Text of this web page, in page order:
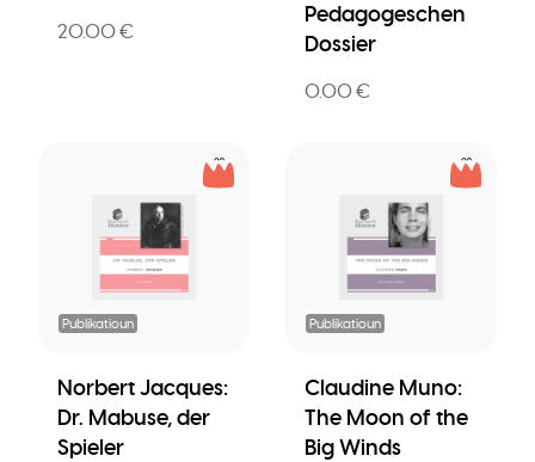
20.00 €
Pedagogeschen
Dossier
0.00 €
Publikatioun
Norbert Jacques:
Dr. Mabuse, der
Spieler
Publikatioun
Claudine Muno:
The Moon of the
Big Winds